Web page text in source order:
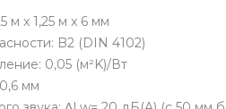
м x 1,25 м x 6 мм
B2 (DIN 4102)
0,05 (м²K)/Вт
мм